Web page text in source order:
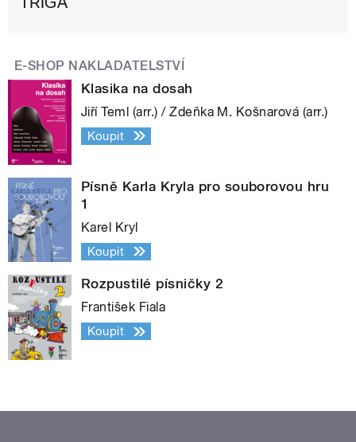
E-SHOP NAKLADATELSTVÍ
Klasika na dosah
Jiří Teml (arr.) / Zdeňka M. Košnarová (arr.)
Koupit
Písně Karla Kryla pro souborovou hru
1
Karel Kryl
Koupit
Rozpustilé písničky 2
František Fiala
Koupit